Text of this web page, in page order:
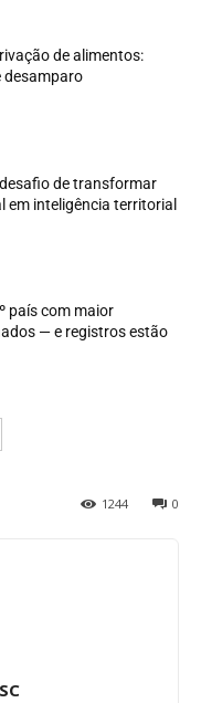
de alimentos:
desamparo
de transformar
em inteligência territorial
país com maior
— e registros estão
0
1244